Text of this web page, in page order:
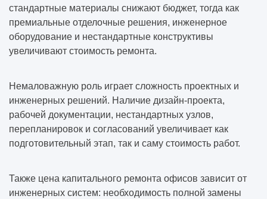
стандартные материалы снижают бюджет, тогда как
премиальные отделочные решения, инженерное
оборудование и нестандартные конструктивы
увеличивают стоимость ремонта.
Немаловажную роль играет сложность проектных и
инженерных решений. Наличие дизайн-проекта,
рабочей документации, нестандартных узлов,
перепланировок и согласований увеличивает как
подготовительный этап, так и саму стоимость работ.
Также цена капитального ремонта офисов зависит от
инженерных систем: необходимость полной замены